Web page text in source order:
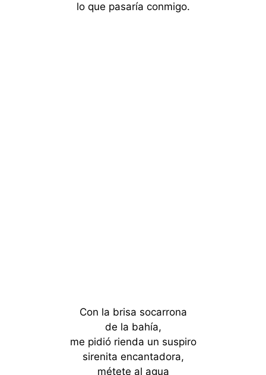
lo que pasaría conmigo.
Con la brisa socarrona
de la bahía,
me pidió rienda un suspiro
sirenita encantadora,
métete al agua